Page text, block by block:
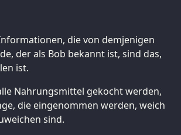
die von demjenigen
der als Bob bekannt ist, sind das,
ist.
Nahrungsmittel gekocht werden,
die eingenommen werden, weich
sind.